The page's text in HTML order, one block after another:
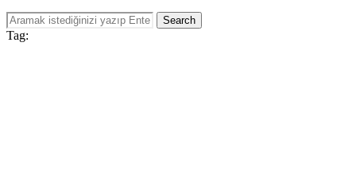
Search
Tag: